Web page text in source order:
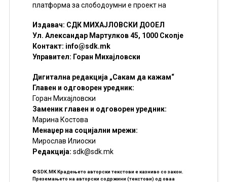
платформа за слободоумни е проект на
Издавач: СДК МИХАЈЛОВСКИ ДООЕЛ
Ул. Александар Мартулков 45, 1000 Скопје
Контакт: info@sdk.mk
Управител: Горан Михајловски
Дигитална редакција „Сакам да кажам“
Главен и одговорен уредник:
Горан Михајловски
Заменик главен и одговорен уредник:
Марина Костова
Менаџер на социјални мрежи:
Мирослав Илиоски
Редакцијa: sdk@sdk.mk
©SDK.MK Крадењето авторски текстови е казниво со закон.
Преземањето на авторски содржини (текстови) од оваа